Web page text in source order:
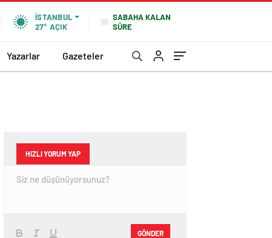
İSTANBUL
27° AÇIK
SABAHA KALAN
SÜRE
Yazarlar Gazeteler
HIZLI YORUM YAP
GÖNDER